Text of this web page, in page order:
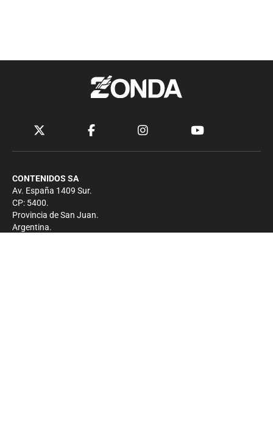
CONTENIDOS SA
Av. España 1409 Sur.
CP: 5400.
Provincia de San Juan.
Argentina.